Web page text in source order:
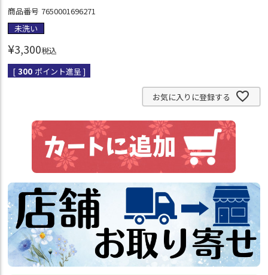
商品番号 7650001696271
未洗い
¥3,300税込
[ 300 ポイント進呈 ]
お気に入りに登録する